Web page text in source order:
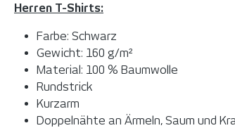
Herren T-Shirts:
Farbe: Schwarz
Gewicht: 160 g/m²
Material: 100 % Baumwolle
Rundstrick
Kurzarm
Doppelnähte an Ärmeln, Saum und